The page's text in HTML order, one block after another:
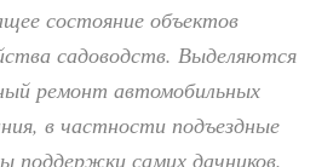
состояние объектов
садоводств. Выделяются
ремонт автомобильных
в частности подъездные
самих дачников.